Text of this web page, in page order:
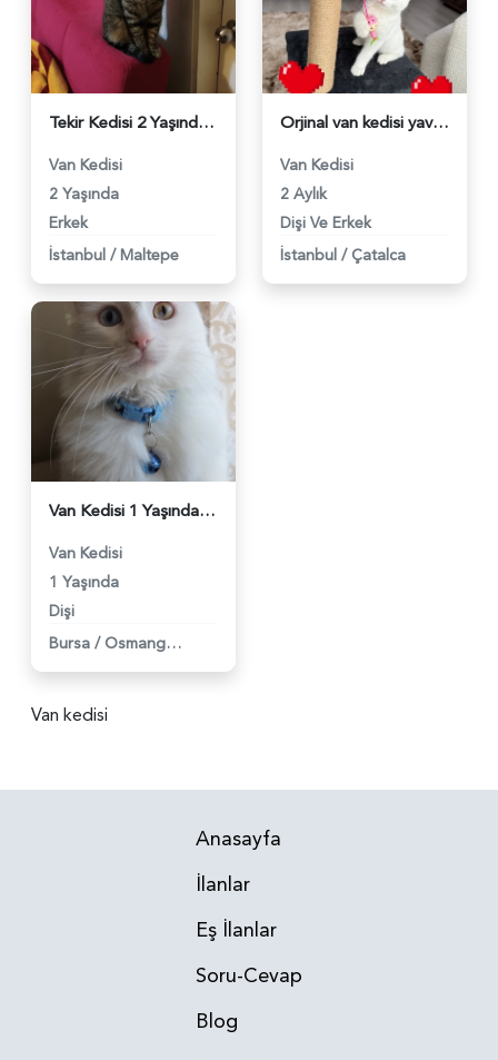
Tekir Kedisi 2 Yaşında Yuva Arıyor - 5130
Van Kedisi
2 Yaşında
Erkek
İstanbul / Maltepe
Orjinal van kedisi yavru - 4991
Van Kedisi
2 Aylık
Dişi Ve Erkek
İstanbul / Çatalca
Van Kedisi 1 Yaşında Dİşi - 4615
Van Kedisi
1 Yaşında
Dişi
Bursa / Osmangazi
Van kedisi
Anasayfa
İlanlar
Eş İlanlar
Soru-Cevap
Blog